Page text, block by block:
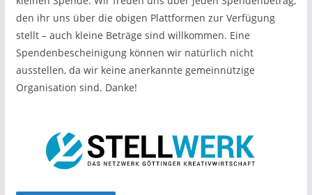
den ihr uns über die obigen Plattformen zur Verfügung
stellt – auch kleine Beträge sind willkommen. Eine
Spendenbescheinigung können wir natürlich nicht
ausstellen, da wir keine anerkannte gemeinnützige
Organisation sind. Danke!